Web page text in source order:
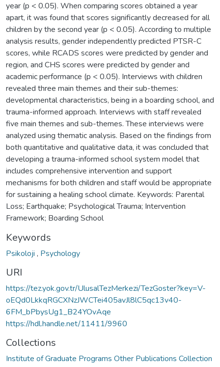
year (p < 0.05). When comparing scores obtained a year
apart, it was found that scores significantly decreased for all
children by the second year (p < 0.05). According to multiple
analysis results, gender independently predicted PTSR-C
scores, while RCADS scores were predicted by gender and
region, and CHS scores were predicted by gender and
academic performance (p < 0.05). Interviews with children
revealed three main themes and their sub-themes:
developmental characteristics, being in a boarding school, and
trauma-informed approach. Interviews with staff revealed
five main themes and sub-themes. These interviews were
analyzed using thematic analysis. Based on the findings from
both quantitative and qualitative data, it was concluded that
developing a trauma-informed school system model that
includes comprehensive intervention and support
mechanisms for both children and staff would be appropriate
for sustaining a healing school climate. Keywords: Parental
Loss; Earthquake; Psychological Trauma; Intervention
Framework; Boarding School
Keywords
Psikoloji , Psychology
URI
https://tez.yok.gov.tr/UlusalTezMerkezi/TezGoster?key=V-
oEQd0LkkqRGCXNzJWCTei405avJl8lC5qc13v40-
6FM_bPbysUg1_B24YOvAqe
https://hdl.handle.net/11411/9960
Collections
Institute of Graduate Programs Other Publications Collection